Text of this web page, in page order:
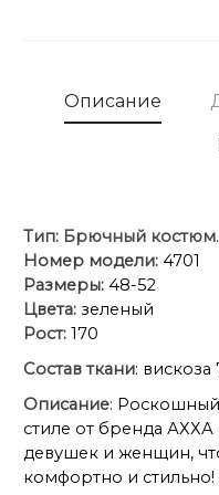
Описание
Тип: Брючный костюм.
Номер модели: 4701
Размеры: 48-52
Цвета: зеленый
Рост: 170
Состав ткани: вискоза
Описание:
стиле от бренда АХХА
девушек и женщин,
комфортно и